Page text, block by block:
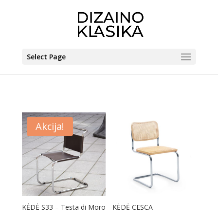
Select Page
Akcija!
KĖDĖ S33 – Testa di Moro
KĖDĖ CESCA